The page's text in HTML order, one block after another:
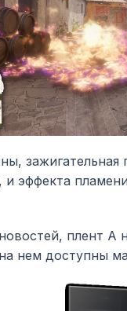
зажигательная
эффекта
плент
нем доступны